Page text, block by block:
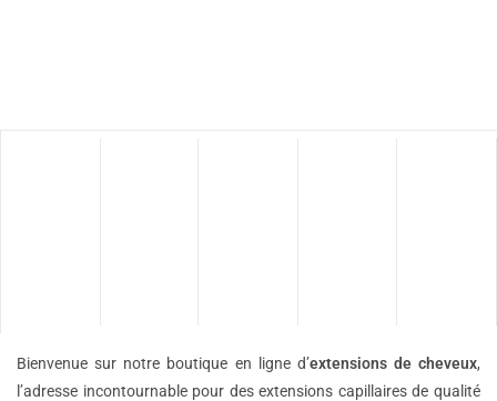
Bienvenue sur notre boutique en ligne d’extensions decheveux,
l’adresse incontournable pour des extensions capillaires de qualité